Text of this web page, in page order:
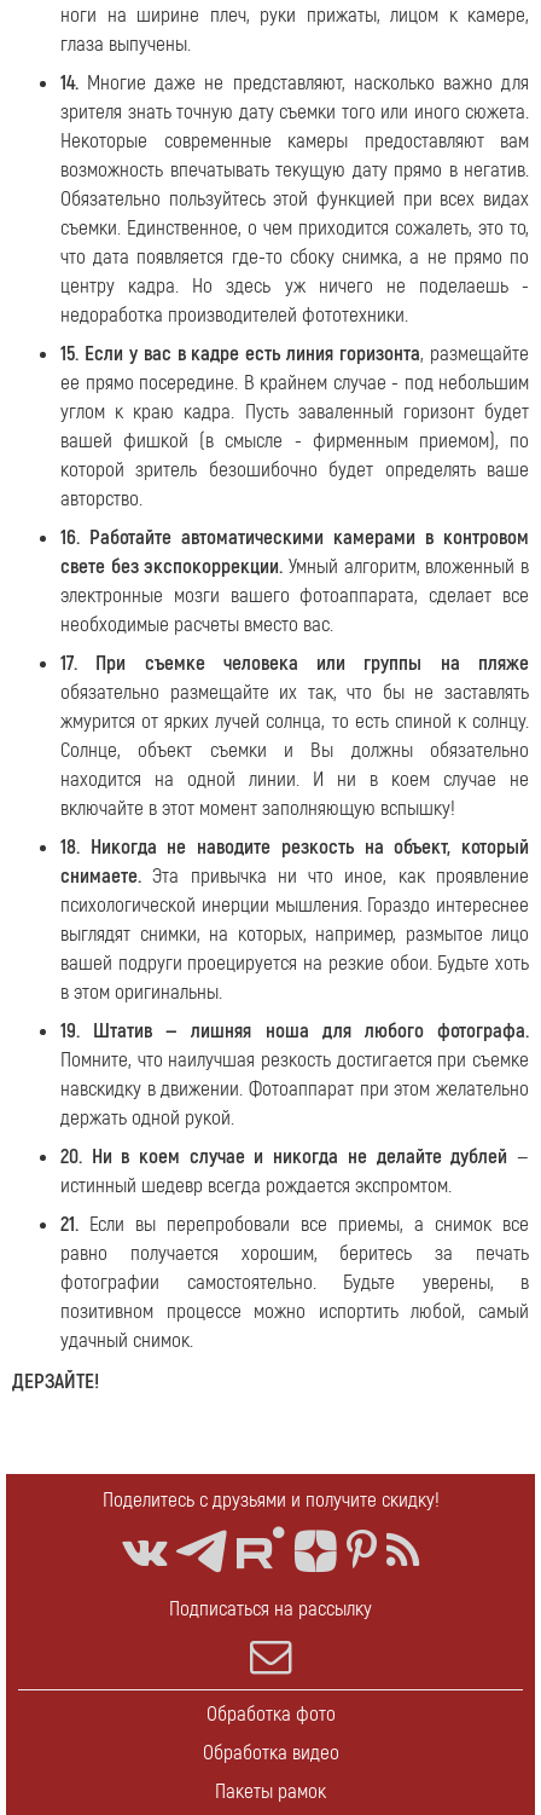
ноги на ширине плеч, руки прижаты, лицом к камере,
глаза выпучены.
14. Многие даже не представляют, насколько важно для
зрителя знать точную дату съемки того или иного сюжета.
Некоторые современные камеры предоставляют вам
возможность впечатывать текущую дату прямо в негатив.
Обязательно пользуйтесь этой функцией при всех видах
съемки. Единственное, о чем приходится сожалеть, это то,
что дата появляется где-то сбоку снимка, а не прямо по
центру кадра. Но здесь уж ничего не поделаешь -
недоработка производителей фототехники.
15. Если у вас в кадре есть линия горизонта, размещайте
ее прямо посередине. В крайнем случае - под небольшим
углом к краю кадра. Пусть заваленный горизонт будет
вашей фишкой (в смысле - фирменным приемом), по
которой зритель безошибочно будет определять ваше
авторство.
16. Работайте автоматическими камерами в контровом
свете без экспокоррекции. Умный алгоритм, вложенный в
электронные мозги вашего фотоаппарата, сделает все
необходимые расчеты вместо вас.
17. При съемке человека или группы на пляже
обязательно размещайте их так, что бы не заставлять
жмурится от ярких лучей солнца, то есть спиной к солнцу.
Солнце, объект съемки и Вы должны обязательно
находится на одной линии. И ни в коем случае не
включайте в этот момент заполняющую вспышку!
18. Никогда не наводите резкость на объект, который
снимаете. Эта привычка ни что иное, как проявление
психологической инерции мышления. Гораздо интереснее
выглядят снимки, на которых, например, размытое лицо
вашей подруги проецируется на резкие обои. Будьте хоть
в этом оригинальны.
19. Штатив — лишняя ноша для любого фотографа.
Помните, что наилучшая резкость достигается при съемке
навскидку в движении. Фотоаппарат при этом желательно
держать одной рукой.
20. Ни в коем случае и никогда не делайте дублей —
истинный шедевр всегда рождается экспромтом.
21. Если вы перепробовали все приемы, а снимок все
равно получается хорошим, беритесь за печать
фотографии самостоятельно. Будьте уверены, в
позитивном процессе можно испортить любой, самый
удачный снимок.
ДЕРЗАЙТЕ!
Поделитесь с друзьями и получите скидку!
Подписаться на рассылку
Обработка фото
Обработка видео
Пакеты рамок